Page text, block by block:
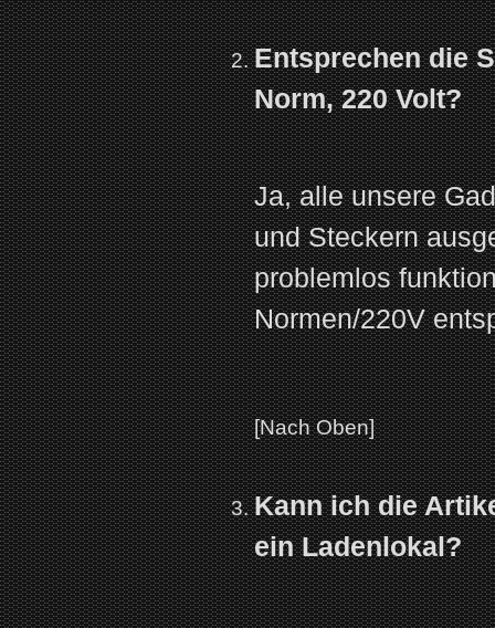
Entsprechen die
Norm, 220 Volt?
Ja, alle unsere
und Steckern
problemlos
Normen/220V
[Nach Oben]
Kann ich die
ein Ladenlokal?